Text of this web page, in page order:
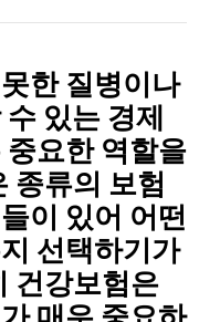
한 질병이나
있는 경제
요한 역할을
종류의 보험
이 있어 어떤
선택하기가
건강보험은